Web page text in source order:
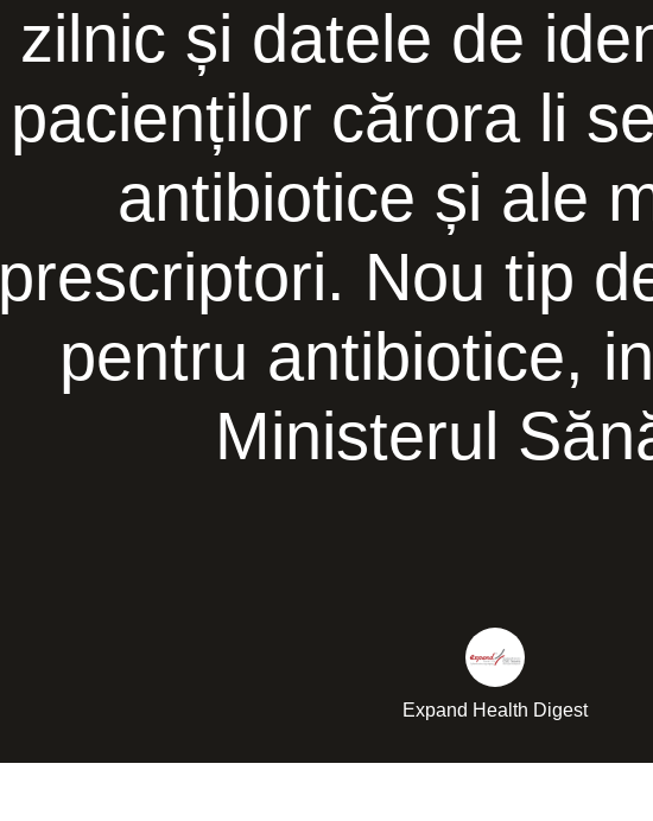
zilnic și datele de
pacienților cărora li
antibiotice și ale
prescriptori. Nou tip
pentru antibiotice,
Ministerul
Expand Health Digest